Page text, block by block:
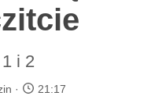
i 2
21:17